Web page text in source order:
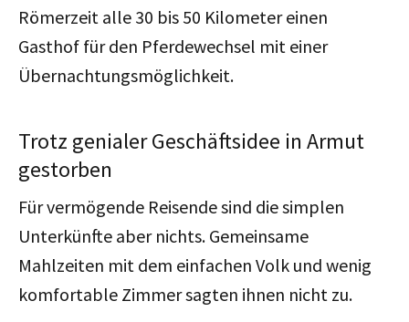
Römerzeit alle 30 bis 50 Kilometer einen
Gasthof für den Pferdewechsel mit einer
Übernachtungsmöglichkeit.
Trotz genialer Geschäftsidee in Armut
gestorben
Für vermögende Reisende sind die simplen
Unterkünfte aber nichts. Gemeinsame
Mahlzeiten mit dem einfachen Volk und wenig
komfortable Zimmer sagten ihnen nicht zu.